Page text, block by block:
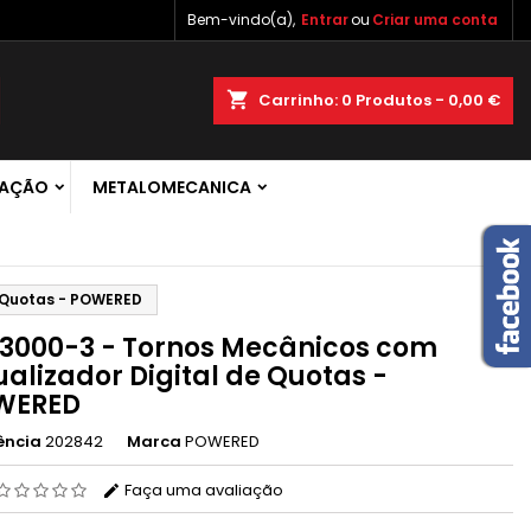
Bem-vindo(a), Entrarou Criar uma conta
shopping_cart Carrinho: 0 Produtos - 0,00 €
METALOMECANICA
- POWERED
3 - Tornos Mecânicos com
Digital de Quotas -
202842 Marca POWERED
Faça uma avaliação